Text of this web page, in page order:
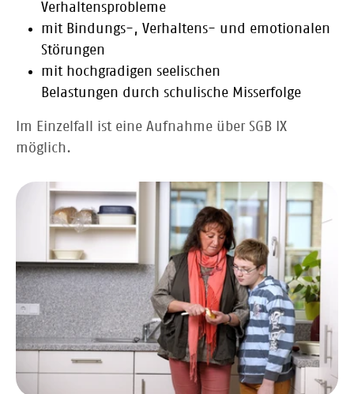
Verhaltensprobleme
mit Bindungs-, Verhaltens- und emotionalen
Störungen
mit hochgradigen seelischen
Belastungen durch schulische Misserfolge
Im Einzelfall ist eine Aufnahme über SGB IX
möglich.